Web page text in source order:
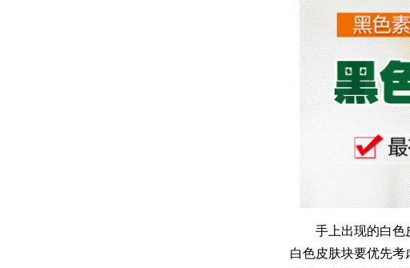
手上出现的白色皮
白色皮肤块要优先